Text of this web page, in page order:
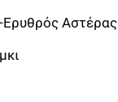
Αστέρας